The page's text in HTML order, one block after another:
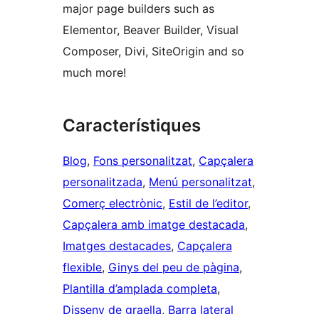
major page builders such as
Elementor, Beaver Builder, Visual
Composer, Divi, SiteOrigin and so
much more!
Característiques
Blog, Fons personalitzat, Capçalera
personalitzada, Menú personalitzat
Comerç electrònic, Estil de l’editor
Capçalera amb imatge destacada
Imatges destacades, Capçalera
flexible, Ginys del peu de pàgina
Plantilla d’amplada completa
Disseny de graella, Barra lateral